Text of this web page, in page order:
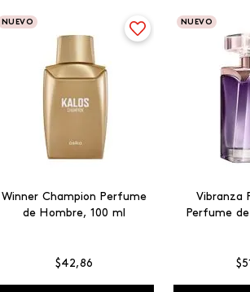
NUEVO
Winner Champion Perfume
de Hombre, 100 ml
$42,86
NUEVO
Vibranza
Perfume
$51